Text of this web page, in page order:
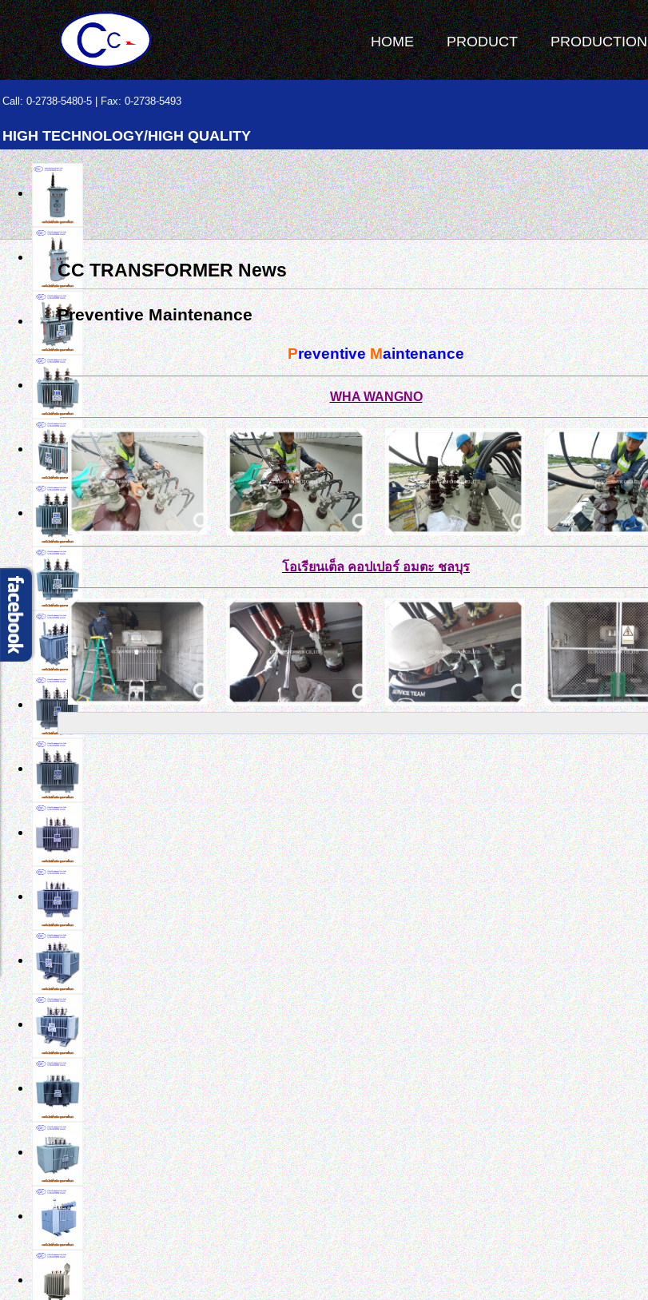
HOME PRODUCT PRODUCTION
Call: 0-2738-5480-5 | Fax: 0-2738-5493
HIGH TECHNOLOGY/HIGH QUALITY
CC TRANSFORMER News
Preventive Maintenance
PreventiveMaintenance
WHA WANGNO
โอเรียนเต็ล คอปเปอร์ อมตะ ชลบุร